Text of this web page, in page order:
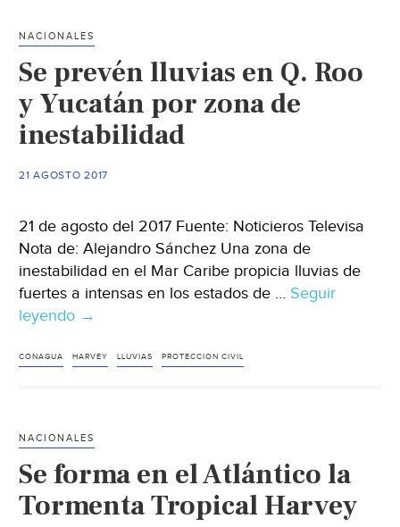
en
Tamaulipas
NACIONALES
Se prevén lluvias en Q. Roo
y Yucatán por zona de
inestabilidad
21 AGOSTO 2017
21 de agosto del 2017 Fuente: Noticieros Televisa
Nota de: Alejandro Sánchez Una zona de
inestabilidad en el Mar Caribe propicia lluvias de
fuertes a intensas en los estados de … Seguir
leyendo Se
lluvias
y
Yucatán
zona
→
CONAGUA HARVEY LLUVIAS PROTECCION CIVIL
NACIONALES
Se forma en el Atlántico la
Tormenta Tropical Harvey